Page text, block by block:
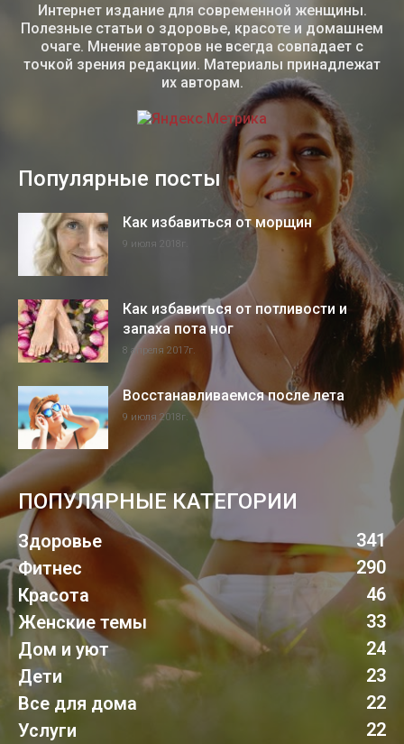
Интернет издание для современной женщины.
Полезные статьи о здоровье, красоте и домашнем
очаге. Мнение авторов не всегда совпадает с
точкой зрения редакции. Материалы принадлежат
их авторам.
Популярные посты
Как избавиться от морщин
9 июля 2018г.
Как избавиться от потливости и
запаха пота ног
8 апреля 2017г.
Восстанавливаемся после лета
9 июля 2018г.
ПОПУЛЯРНЫЕ КАТЕГОРИИ
Здоровье
341
Фитнес
290
Красота
46
Женские темы
33
Дом и уют
24
Дети
23
Все для дома
22
Услуги
22